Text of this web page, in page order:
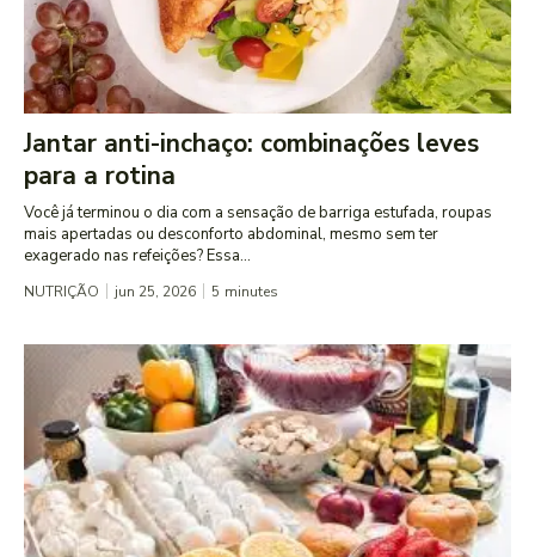
Jantar anti-inchaço: combinações leves
para a rotina
Você já terminou o dia com a sensação de barriga estufada, roupas
mais apertadas ou desconforto abdominal, mesmo sem ter
exagerado nas refeições? Essa...
NUTRIÇÃO jun 25, 2026 5 minutes